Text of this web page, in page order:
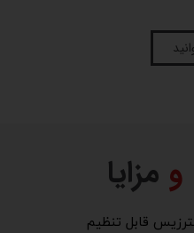
و مزایا
قابل تنظیم